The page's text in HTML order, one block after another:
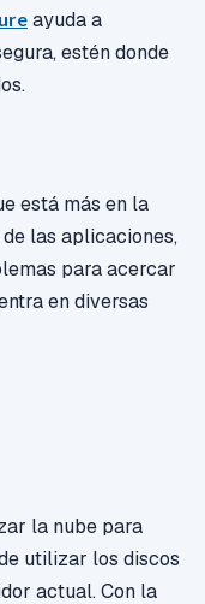
ayuda a
estén donde
está más en la
las aplicaciones,
para acercar
en diversas
la nube para
utilizar los discos
actual. Con la